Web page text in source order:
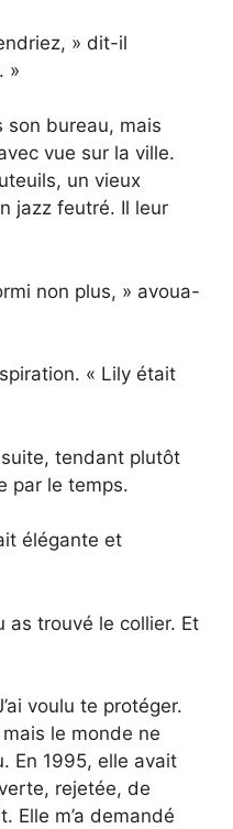
» dit-il
»
son bureau, mais
vue sur la ville.
un vieux
jazz feutré. Il leur
non plus, » avoua-
« Lily était
tendant plutôt
par le temps.
élégante et
as trouvé le collier. Et
voulu te protéger.
le monde ne
En 1995, elle avait
rejetée, de
Elle m’a demandé